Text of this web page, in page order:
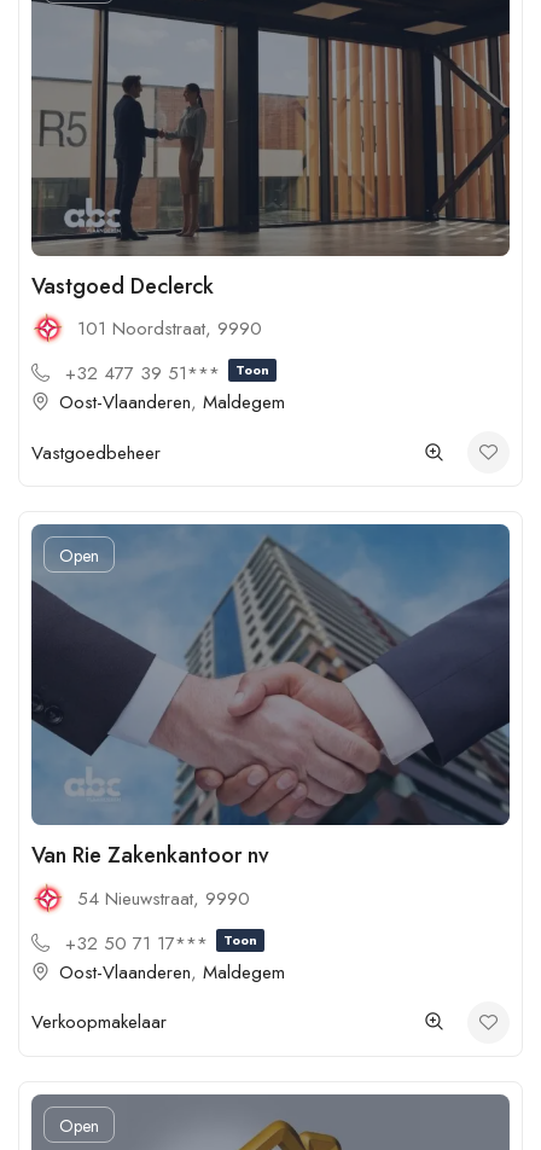
Vastgoed Declerck
101 Noordstraat, 9990
+32 477 39 51***
Toon
Oost-Vlaanderen, Maldegem
Vastgoedbeheer
Open
Van Rie Zakenkantoor nv
54 Nieuwstraat, 9990
+32 50 71 17***
Toon
Oost-Vlaanderen, Maldegem
Verkoopmakelaar
Open